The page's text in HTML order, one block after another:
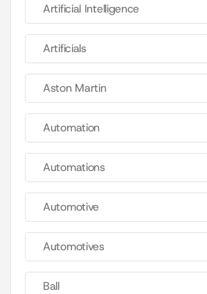
Artificial Intelligence
Artificials
Aston Martin
Automation
Automations
Automotive
Automotives
Ball